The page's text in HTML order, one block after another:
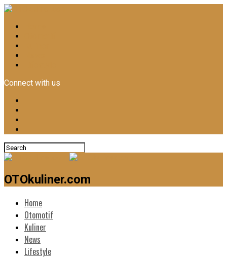
Connect with us
OTOkuliner.com
Home
Otomotif
Kuliner
News
Lifestyle